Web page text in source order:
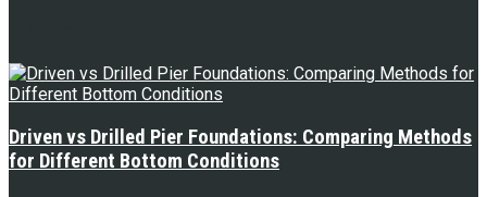
Driven vs Drilled Pier Foundations: Comparing Methods
for Different Bottom Conditions